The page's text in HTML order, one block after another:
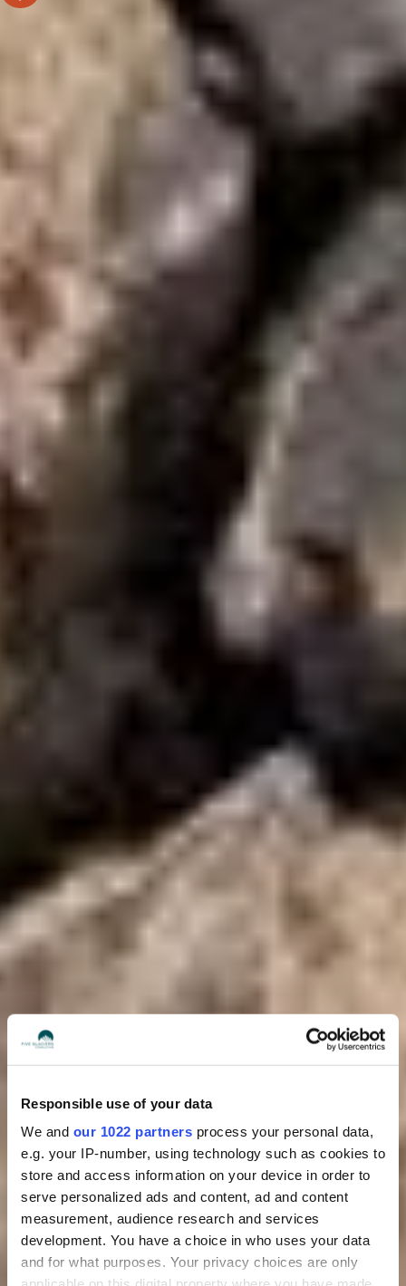
Responsible use of your data
We and our 1022 partners process your personal data,
e.g. your IP-number, using technology such as cookies to
store and access information on your device in order to
serve personalized ads and content, ad and content
measurement, audience research and services
development. You have a choice in who uses your data
and for what purposes. Your privacy choices are only